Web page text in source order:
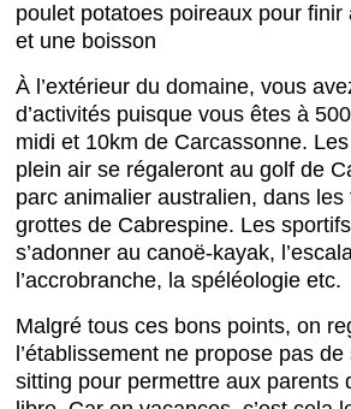
poulet potatoes poireaux pour finir
et une boisson
À l’extérieur du domaine, vous
d’activités puisque vous êtes à
midi et 10km de Carcassonne.
plein air se régaleront au golf de
parc animalier australien, dans les
grottes de Cabrespine. Les
s’adonner au canoë-kayak,
l’accrobranche, la spéléologie etc.
Malgré tous ces bons points, on
l’établissement ne propose pas
sitting pour permettre aux parents